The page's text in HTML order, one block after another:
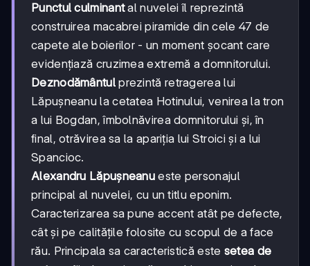
Punctul culminantal nuvelei îl reprezintă
construirea macabrei piramide din cele 47 de
capete ale boierilor - un moment șocant care
evidențiază cruzimea extremă a domnitorului.
Deznodământulprezintă retragerea lui
Lăpușneanu la cetatea Hotinului, venirea la tron
a lui Bogdan, îmbolnăvirea domnitorului și, în
final, otrăvirea sa la apariția lui Stroici și a lui
Spancioc.
Alexandru Lăpușneanu este personajul
principal al nuvelei, cu un titlu eponim.
Caracterizarea sa pune accent atât pe defecte,
cât și pe calitățile folosite cu scopul de a face
rău. Principala sa caracteristică este setea de